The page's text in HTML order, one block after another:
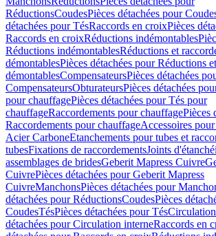
RéductionsCoudesPièces détachées pour
détachées pour TésRaccords en croixPièces
Raccords en croixRéductions indémontables
Réductions indémontablesRéductions et
démontablesPièces détachées pour Réductions
démontablesCompensateursPièces détachées
CompensateursObturateursPièces détachées
pour chauffagePièces détachées pour Tés pour
chauffageRaccordements pour chauffagePièces
Raccordements pour chauffageAccessoires
Acier CarboneEtanchements pour tubes et
tubesFixations de raccordementsJoints
assemblages de bridesGeberit Mapress Cuivre
CuivrePièces détachées pour Geberit Mapress
CuivreManchonsPièces détachées pour
détachées pour RéductionsCoudesPièces
CoudesTésPièces détachées pour Tés
détachées pour Circulation interneRaccords en